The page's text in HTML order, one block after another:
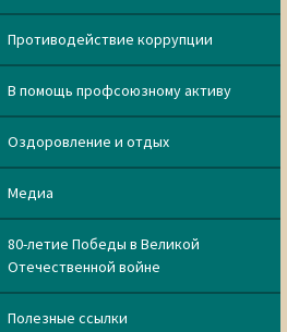
Противодействие коррупции
В помощь профсоюзному активу
Оздоровление и отдых
Медиа
80-летие Победы в Великой
Отечественной войне
Полезные ссылки